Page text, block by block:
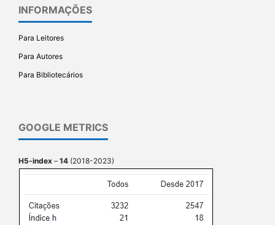
INFORMAÇÕES
Para Leitores
Para Autores
Para Bibliotecários
GOOGLE METRICS
H5-index – 14 (2018-2023)